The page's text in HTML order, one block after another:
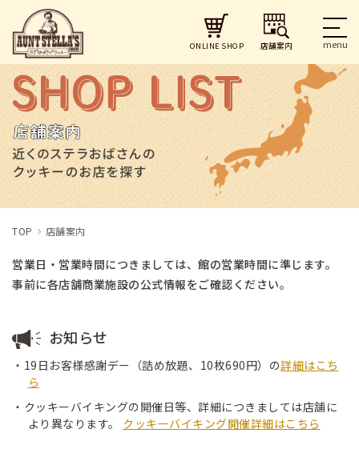
ONLINE SHOP 店舗案内
TOP 店舗案内
営業日・営業時間につきましては、館の営業時間に準じます。
事前に各店舗商業施設の公式情報をご確認ください。
お知らせ
・19日お客様感謝デー（詰め放題、10枚690円）の詳細はこち
ら
・クッキーバイキングの開催日等、詳細につきましては店舗に
より異なります。 クッキーバイキング開催詳細はこちら